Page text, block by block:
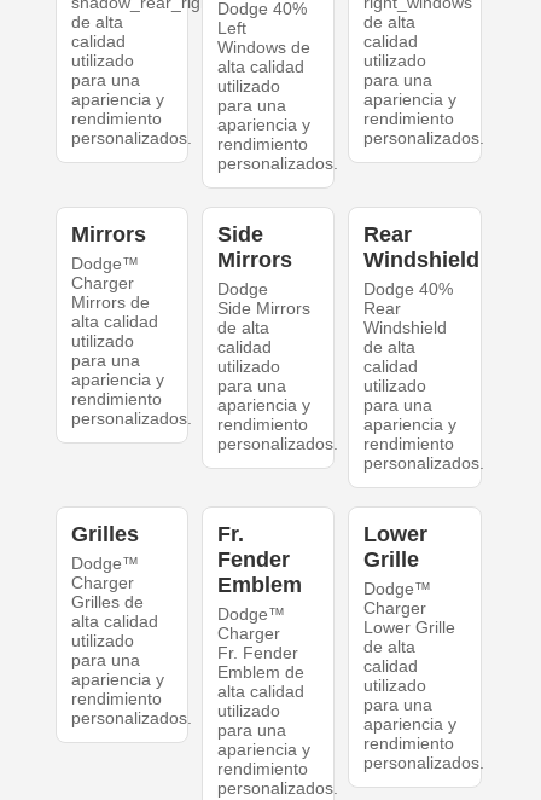
de alta
calidad
utilizado
para una
apariencia y
rendimiento
personalizados.
Dodge 40%
Left
Windows de
alta calidad
utilizado
para una
apariencia y
rendimiento
personalizados.
de alta
calidad
utilizado
para una
apariencia y
rendimiento
personalizados.
Mirrors
Dodge™
Charger
Mirrors de
alta calidad
utilizado
para una
apariencia y
rendimiento
personalizados.
Side
Mirrors
Dodge
Side Mirrors
de alta
calidad
utilizado
para una
apariencia y
rendimiento
personalizados.
Rear
Windshield
Dodge 40%
Rear
Windshield
de alta
calidad
utilizado
para una
apariencia y
rendimiento
personalizados.
Grilles
Dodge™
Charger
Grilles de
alta calidad
utilizado
para una
apariencia y
rendimiento
personalizados.
Fr.
Fender
Emblem
Dodge™
Charger
Fr. Fender
Emblem de
alta calidad
utilizado
para una
apariencia y
rendimiento
personalizados.
Lower
Grille
Dodge™
Charger
Lower Grille
de alta
calidad
utilizado
para una
apariencia y
rendimiento
personalizados.